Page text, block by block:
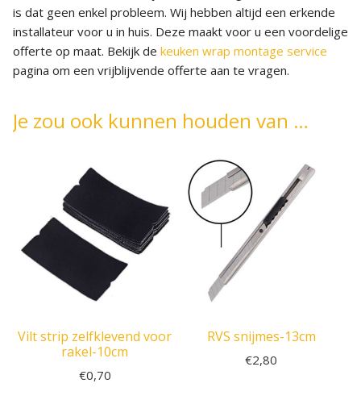
is dat geen enkel probleem. Wij hebben altijd een erkende
installateur voor u in huis. Deze maakt voor u een voordelige
offerte op maat. Bekijk de keuken wrap montage service
pagina om een vrijblijvende offerte aan te vragen.
Je zou ook kunnen houden van …
Vilt strip zelfklevend voor
rakel-10cm
€0,70
RVS snijmes-13cm
€2,80